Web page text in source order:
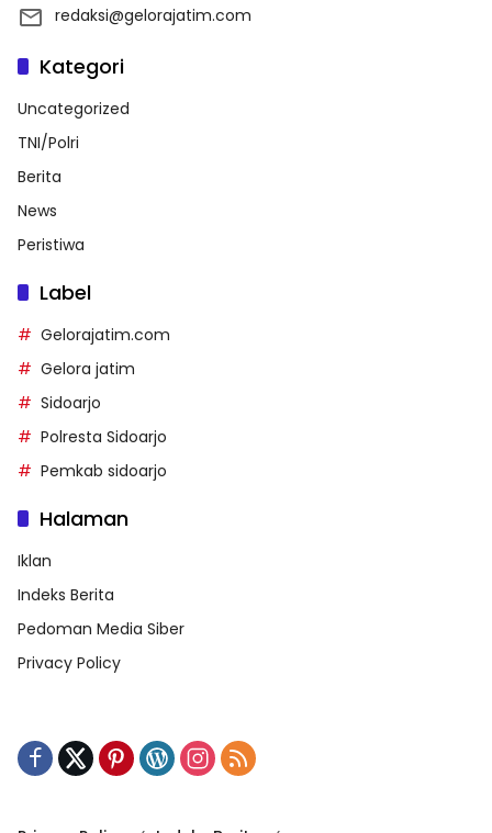
redaksi@gelorajatim.com
Kategori
Uncategorized
TNI/Polri
Berita
News
Peristiwa
Label
Gelorajatim.com
Gelora jatim
Sidoarjo
Polresta Sidoarjo
Pemkab sidoarjo
Halaman
Iklan
Indeks Berita
Pedoman Media Siber
Privacy Policy